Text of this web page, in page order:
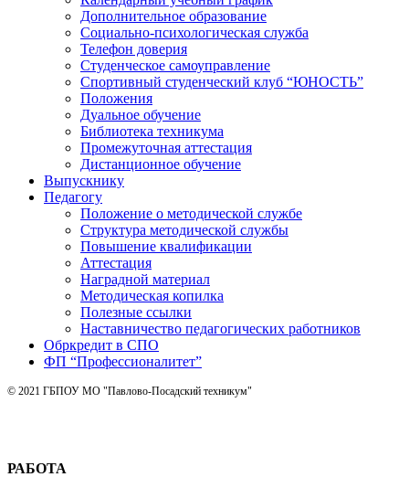
Дополнительное образование
Социально-психологическая служба
Телефон доверия
Студенческое самоуправление
Спортивный студенческий клуб “ЮНОСТЬ”
Положения
Дуальное обучение
Библиотека техникума
Промежуточная аттестация
Дистанционное обучение
Выпускнику
Педагогу
Положение о методической службе
Структура методической службы
Повышение квалификации
Аттестация
Наградной материал
Методическая копилка
Полезные ссылки
Наставничество педагогических работников
Обркредит в СПО
ФП “Профессионалитет”
© 2021 ГБПОУ МО "Павлово-Посадский техникум"
РАБОТА